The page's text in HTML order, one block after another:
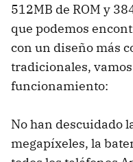
512MB de ROM y
que podemos
con un diseño más
tradicionales,
funcionamiento:
No han descuidado
megapíxeles, la